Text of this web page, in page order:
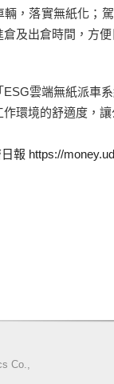
輛，落實無紙化；
及出倉時間，方
ESG雲端無紙派車
環境的舒適度，讓
報 https://
Co.,